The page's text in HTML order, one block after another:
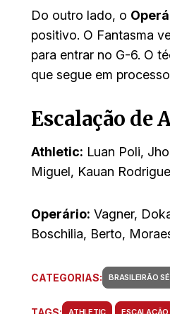
Do outro lado, o
positivo. O Fantasma
para entrar no G-6. O
que segue em
Escalação de
Athletic: Luan Poli,
Miguel, Kauan
Operário: Vagner,
Boschilia, Berto,
CATEGORIAS: BRASILEIRÃO
ATHLETIC ESCALAÇÃO